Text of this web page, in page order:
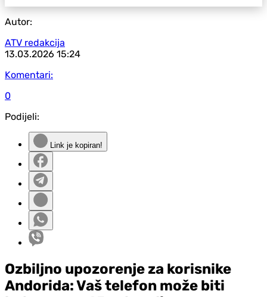
Autor:
ATV redakcija
13.03.2026 15:24
Komentari:
0
Podijeli:
Link je kopiran!
Ozbiljno upozorenje za korisnike
Andorida: Vaš telefon može biti